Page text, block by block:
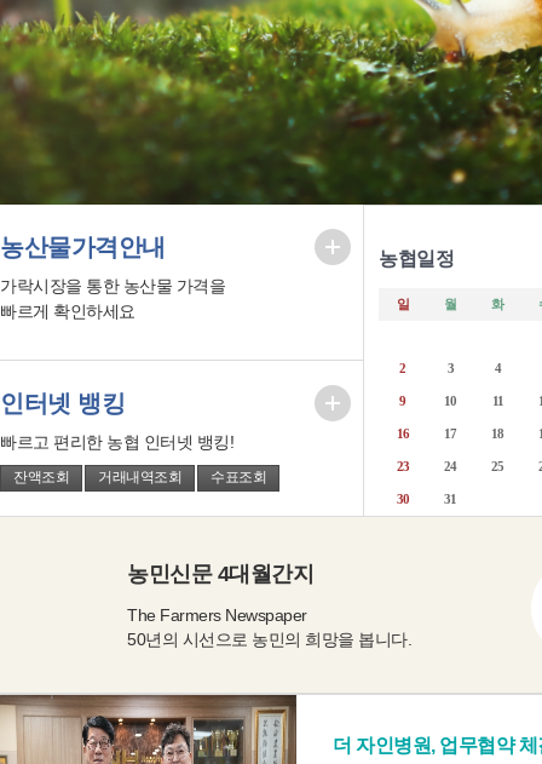
농산물가격안내
가락시장을 통한 농산물 가격을
빠르게 확인하세요
인터넷 뱅킹
빠르고 편리한 농협 인터넷 뱅킹!
잔액조회 거래내역조회 수표조회
농협일정
일 월 화
2 3 4
9 10 11
16 17 18
23 24 25
30 31
농민신문 4대월간지
The Farmers Newspaper
50년의 시선으로 농민의 희망을 봅니다.
더 자인병원, 업무협약 체